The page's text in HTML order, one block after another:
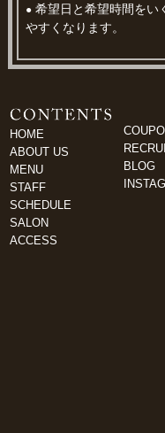
● 希望日と希望時間をい
やすくなります。
HOME
ABOUT US
MENU
STAFF
SCHEDULE
SALON
ACCESS
BLOG